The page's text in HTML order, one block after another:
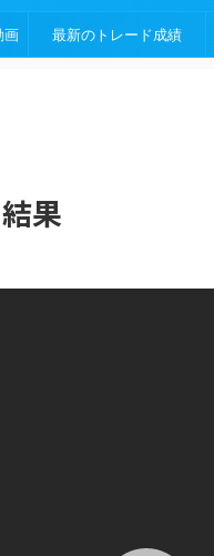
画 最新のトレード成績
果